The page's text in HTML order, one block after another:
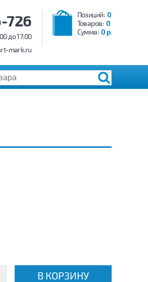
Позиций: 0
Товаров: 0
Сумма: 0 р.
726
до 17:00
mark.ru
В КОРЗИНУ